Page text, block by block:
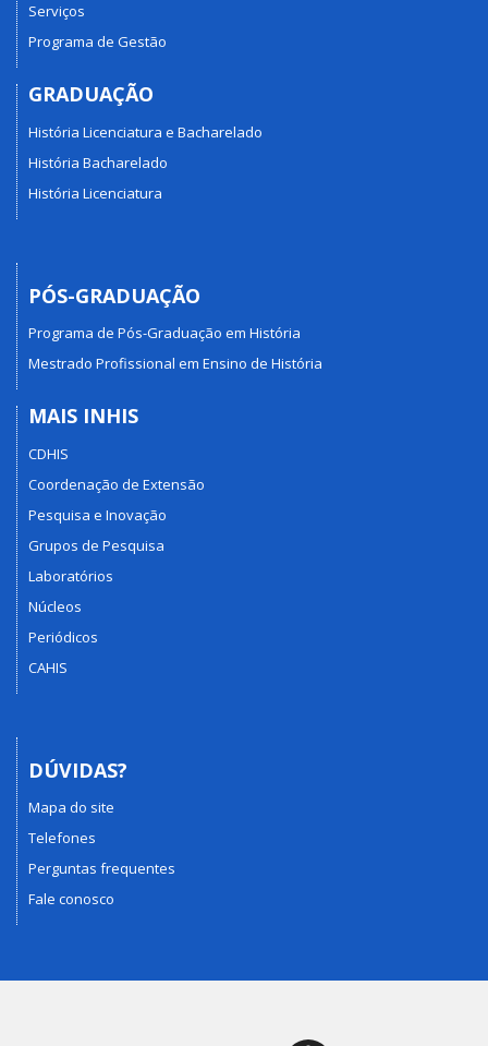
Serviços
Programa de Gestão
GRADUAÇÃO
História Licenciatura e Bacharelado
História Bacharelado
História Licenciatura
PÓS-GRADUAÇÃO
Programa de Pós-Graduação em História
Mestrado Profissional em Ensino de História
MAIS INHIS
CDHIS
Coordenação de Extensão
Pesquisa e Inovação
Grupos de Pesquisa
Laboratórios
Núcleos
Periódicos
CAHIS
DÚVIDAS?
Mapa do site
Telefones
Perguntas frequentes
Fale conosco